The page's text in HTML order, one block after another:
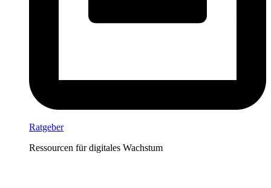
Ratgeber
Ressourcen für digitales Wachstum